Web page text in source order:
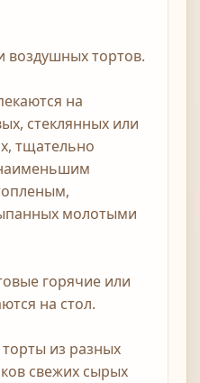
воздушных тортов.
на
стеклянных или
тщательно
молотыми
горячие или
на стол.
из разных
свежих сырых